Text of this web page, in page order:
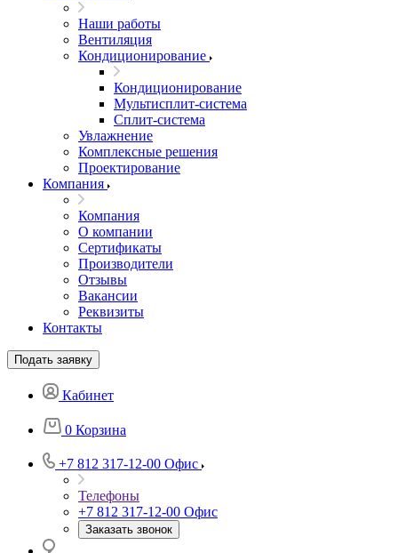
Наши работы
Вентиляция
Кондиционирование
Кондиционирование
Мультисплит-система
Сплит-система
Увлажнение
Комплексные решения
Проектирование
Компания
Компания
О компании
Сертификаты
Производители
Отзывы
Вакансии
Реквизиты
Контакты
Подать заявку
Кабинет
0 Корзина
+7 812 317-12-00 Офис
Телефоны
+7 812 317-12-00 Офис
Заказать звонок